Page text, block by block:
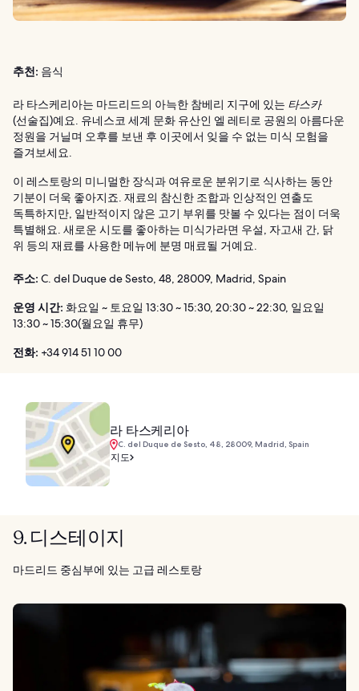
추천: 음식
라 타스케리아는 마드리드의 아늑한 참베리 지구에 있는 타스카
(선술집)예요. 유네스코 세계 문화 유산인 엘 레티로 공원의 아름다운
정원을 거닐며 오후를 보낸 후 이곳에서 잊을 수 없는 미식 모험을
즐겨보세요.
이 레스토랑의 미니멀한 장식과 여유로운 분위기로 식사하는 동안
기분이 더욱 좋아지죠. 재료의 참신한 조합과 인상적인 연출도
독특하지만, 일반적이지 않은 고기 부위를 맛볼 수 있다는 점이 더욱
특별해요. 새로운 시도를 좋아하는 미식가라면 우설, 자고새 간, 닭
위 등의 재료를 사용한 메뉴에 분명 매료될 거예요.
주소: C. del Duque de Sesto, 48, 28009, Madrid, Spain
운영 시간: 화요일 ~ 토요일 13:30 ~ 15:30, 20:30 ~ 22:30, 일요일
13:30 ~ 15:30(월요일 휴무)
전화: +34 914 51 10 00
라 타스케리아
C. del Duque de Sesto, 48, 28009, Madrid, Spain
지도
9. 디스테이지
마드리드 중심부에 있는 고급 레스토랑